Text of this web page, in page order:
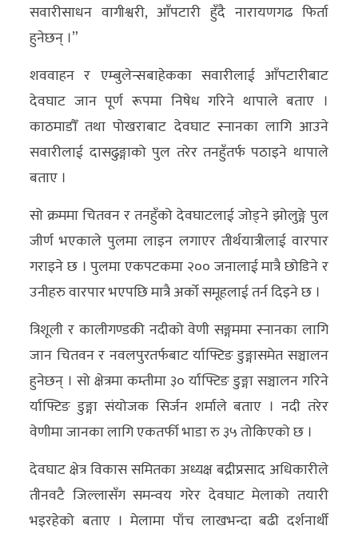
सवारीसाधन वागीश्वरी, आँपटारी हुँदै नारायणगढ फिर्ता
हुनेछन् ।”
शववाहन र एम्बुलेन्सबाहेकका सवारीलाई आँपटारीबाट
देवघाट जान पूर्ण रूपमा निषेध गरिने थापाले बताए ।
काठमाडौँ तथा पोखराबाट देवघाट स्नानका लागि आउने
सवारीलाई दासढुङ्गाको पुल तरेर तनहुँतर्फ पठाइने थापाले
बताए ।
सो क्रममा चितवन र तनहुँको देवघाटलाई जोड्ने झोलुङ्गे पुल
जीर्ण भएकाले पुलमा लाइन लगाएर तीर्थयात्रीलाई वारपार
गराइने छ । पुलमा एकपटकमा २०० जनालाई मात्रै छोडिने र
उनीहरु वारपार भएपछि मात्रै अर्को समूहलाई तर्न दिइने छ ।
त्रिशूली र कालीगण्डकी नदीको वेणी सङ्गममा स्नानका लागि
जान चितवन र नवलपुरतर्फबाट र्याफ्टिङ डुङ्गासमेत सञ्चालन
हुनेछन् । सो क्षेत्रमा कम्तीमा ३० र्याफ्टिङ डुङ्गा सञ्चालन गरिने
र्याफ्टिङ डुङ्गा संयोजक सिर्जन शर्माले बताए । नदी तरेर
वेणीमा जानका लागि एकतर्फी भाडा रु ३५ तोकिएको छ ।
देवघाट क्षेत्र विकास समितका अध्यक्ष बद्रीप्रसाद अधिकारीले
तीनवटै जिल्लासँग समन्वय गरेर देवघाट मेलाको तयारी
भइरहेको बताए । मेलामा पाँच लाखभन्दा बढी दर्शनार्थी